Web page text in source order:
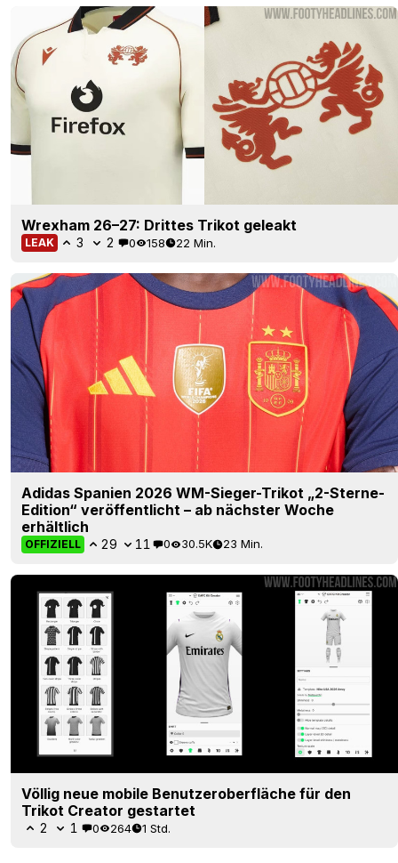
Wrexham 26–27: Drittes Trikot geleakt
LEAK 3 2 0 158 22 Min.
Adidas Spanien 2026 WM-Sieger-Trikot „2-Sterne-
Edition“ veröffentlicht – ab nächster Woche
erhältlich
OFFIZIELL 29 11 0 30.5K 23 Min.
Völlig neue mobile Benutzeroberfläche für den
Trikot Creator gestartet
2 1 0 264 1 Std.